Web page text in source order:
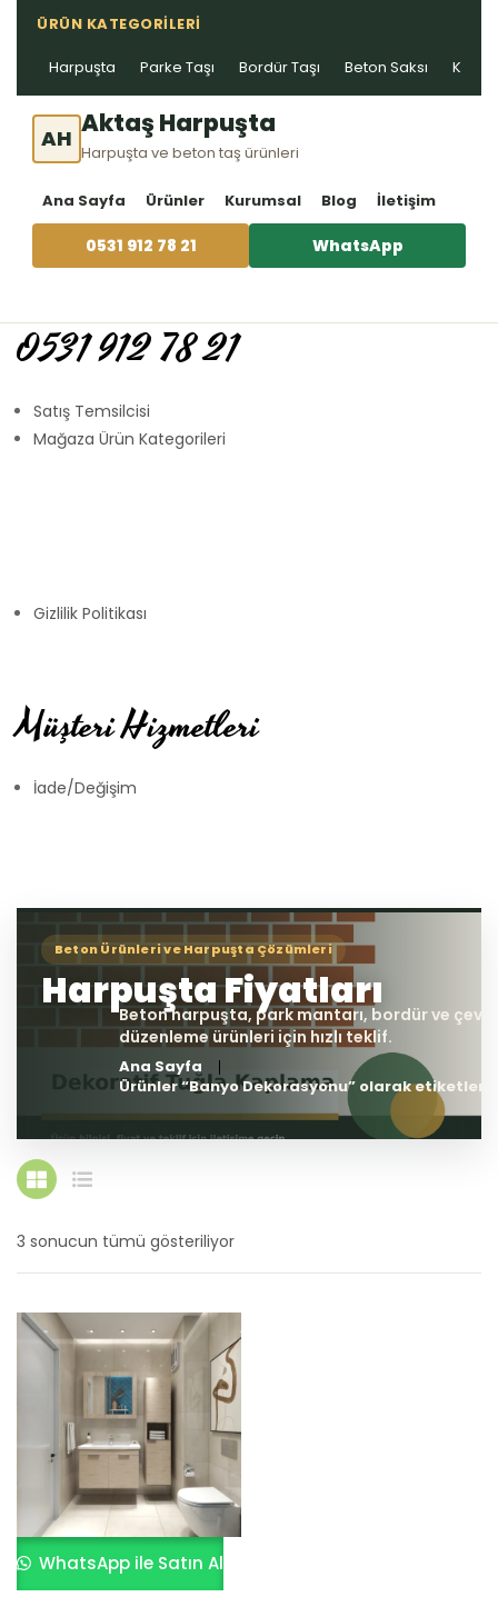
ÜRÜN KATEGORILERI
Harpuşta Parke Taşı Bordür Taşı Beton Saksı Kablo
AH Aktaş Harpuşta
Harpuşta ve beton taş ürünleri
Ana Sayfa Ürünler Kurumsal Blog İletişim
0531 912 78 21 WhatsApp
0531 912 78 21
Satış Temsilcisi
Mağaza Ürün Kategorileri
Gizlilik Politikası
Müşteri Hizmetleri
İade/Değişim
Ana Sayfa
Ürünler “Banyo Dekorasyonu” olarak
3 sonucun tümü gösteriliyor
sıralandı
WhatsApp ile Satın Al